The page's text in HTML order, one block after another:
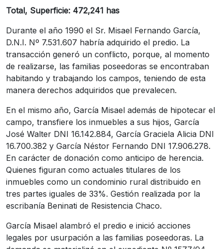
Total, Superficie: 472,241 has
Durante el año 1990 el Sr. Misael Fernando García,
D.N.I. Nº 7.531.607 habría adquirido el predio. La
transacción generó un conflicto, porque, al momento
de realizarse, las familias poseedoras se encontraban
habitando y trabajando los campos, teniendo de esta
manera derechos adquiridos que prevalecen.
En el mismo año, García Misael además de hipotecar el
campo, transfiere los inmuebles a sus hijos, García
José Walter DNI 16.142.884, García Graciela Alicia DNI
16.700.382 y García Néstor Fernando DNI 17.906.278.
En carácter de donación como anticipo de herencia.
Quienes figuran como actuales titulares de los
inmuebles como un condominio rural distribuido en
tres partes iguales de 33%. Gestión realizada por la
escribanía Beninati de Resistencia Chaco.
García Misael alambró el predio e inició acciones
legales por usurpación a las familias poseedoras. La